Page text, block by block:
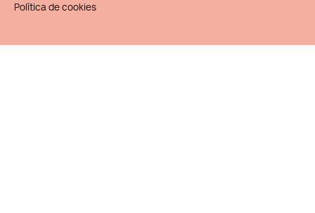
Política de cookies